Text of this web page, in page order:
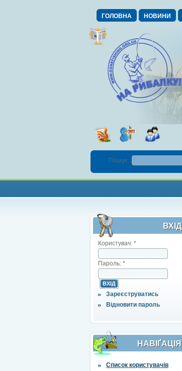
ГОЛОВНА НОВИНИ
Пошук :
ВХІД
Користувач: *
Пароль: *
Зареєструватись
Відновити пароль
НАВІҐАЦІЯ
Список користувачів